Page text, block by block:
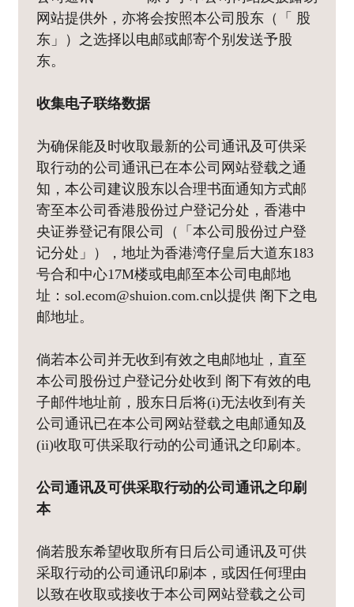
网站提供外，亦将会按照本公司股东（「 股
东」）之选择以电邮或邮寄个别发送予股
东。
收集电子联络数据
为确保能及时收取最新的公司通讯及可供采
取行动的公司通讯已在本公司网站登载之通
知，本公司建议股东以合理书面通知方式邮
寄至本公司香港股份过户登记分处，香港中
央证券登记有限公司（「本公司股份过户登
记分处」），地址为香港湾仔皇后大道东183
号合和中心17M楼或电邮至本公司电邮地
址：sol.ecom@shuion.com.cn以提供 阁下之电
邮地址。
倘若本公司并无收到有效之电邮地址，直至
本公司股份过户登记分处收到 阁下有效的电
子邮件地址前，股东日后将(i)无法收到有关
公司通讯已在本公司网站登载之电邮通知及
(ii)收取可供采取行动的公司通讯之印刷本。
公司通讯及可供采取行动的公司通讯之印刷
本
倘若股东希望收取所有日后公司通讯及可供
采取行动的公司通讯印刷本，或因任何理由
以致在收取或接收于本公司网站登载之公司